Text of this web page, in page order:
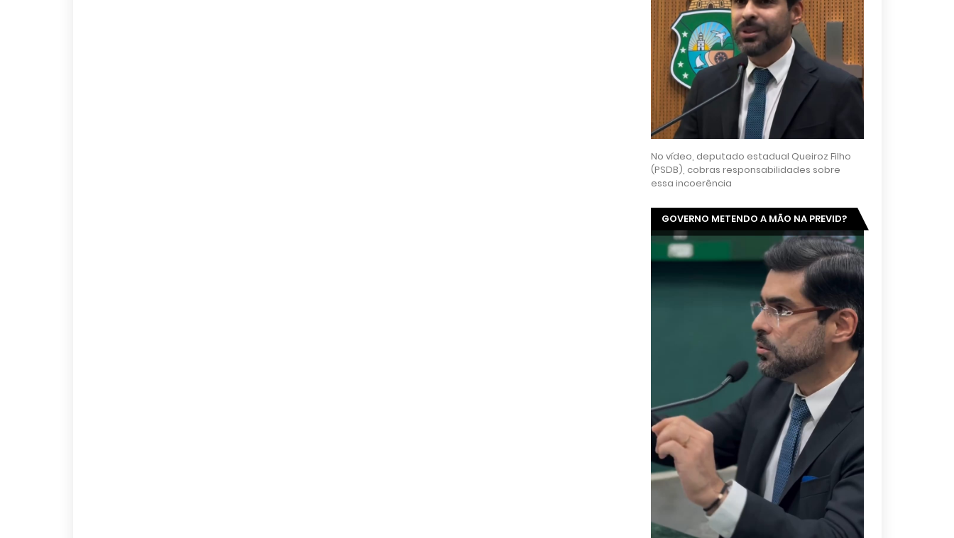
No vídeo, deputado estadual Queiroz Filho
(PSDB), cobras responsabilidades sobre
essa incoerência
GOVERNO METENDO A MÃO NA PREVID?